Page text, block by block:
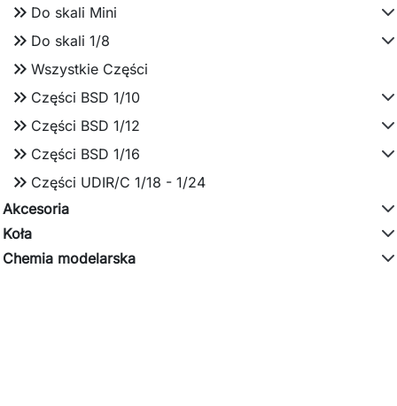
keyboard_double_arrow_right Do skali Mini
keyboard_double_arrow_right Do skali 1/8
keyboard_double_arrow_right Wszystkie Części
keyboard_double_arrow_right Części BSD 1/10
keyboard_double_arrow_right Części BSD 1/12
keyboard_double_arrow_right Części BSD 1/16
keyboard_double_arrow_right Części UDIR/C 1/18 - 1/24
Akcesoria
Koła
Chemia modelarska